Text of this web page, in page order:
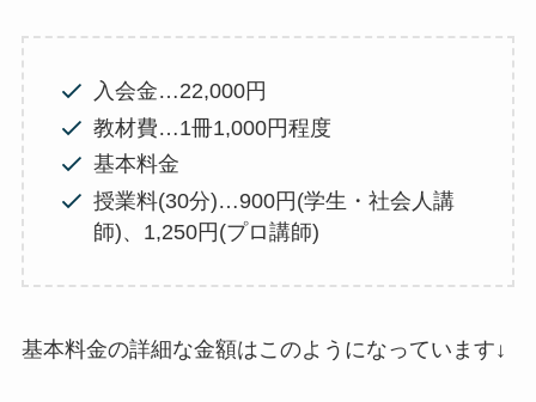
入会金…22,000円
教材費…1冊1,000円程度
基本料金
授業料(30分)…900円(学生・社会人講
師)、1,250円(プロ講師)
基本料金の詳細な金額はこのようになっています↓